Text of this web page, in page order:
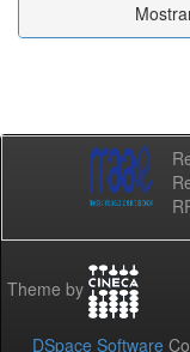
Theme by
DSpace Software